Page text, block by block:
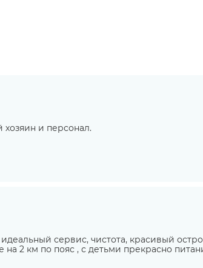
и персонал.
сервис, чистота, красивый
2 км по пояс , с детьми прекрасно